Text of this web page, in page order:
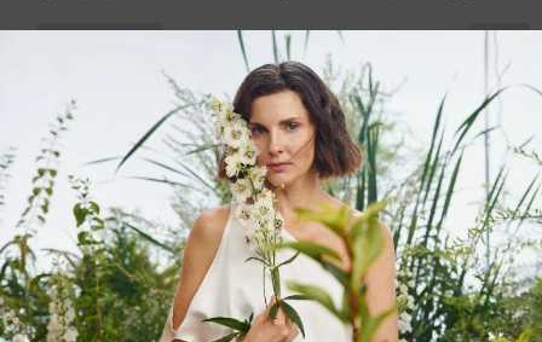
VeraTyukaeva ЭКСПЕРТ
Бийск 11 февраля 2016, 21:16
Экспериментируйте и нам рассказывайте. Ждем
результатов!
Ответить ✿